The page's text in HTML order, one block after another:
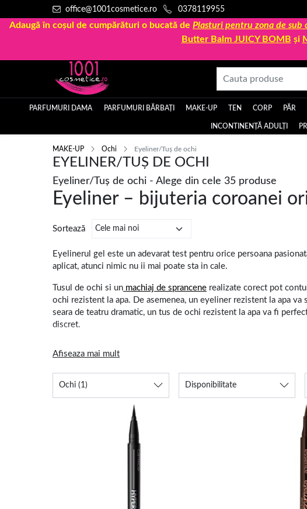
office@1001cosmetice.ro 0378119955
Adaugă în coșul de cumpărături o bucată de Plasturi pentru zona de sub
Butter Balm JUICY BOMB și
PARFUMURI DAMA PARFUMURI BĂRBAȚI MAKE-UP TEN CORP PĂR
INCONTINENȚĂ ADULȚI
MAKE-UP Ochi Eyeliner/Tuș de ochi
EYELINER/TUȘ DE OCHI
Eyeliner/Tuș de ochi - Alege din cele 35 produse
Eyeliner – bijuteria coroanei
Sortează
Eyelinerul gel este un adevarat test pentru orice persoana
aplicat, atunci nimic nu ii mai poate sta in cale.
Tusul de ochi si un machiaj de sprancene realizate corect pot
ochi rezistent la apa. De asemenea, un eyeliner rezistent la apa
seara de teatru dramatic, un tus de ochi rezistent la apa va fi
discret.
Tus de ochi – cu o linie trasata
Eyeliner-ul lichid iti permite o libertate mare in ceea ce priveste
Important este sa gasesti un eyeliner pentru ochi cu o formula
Daca preferi un tus de ochi carioca, atunci arunca o privire
de ochi lichid, gel, sau sub forma de carioca. Pe langa tusul de
Afiseaza mai mult
Ochi (1) Disponibilitate